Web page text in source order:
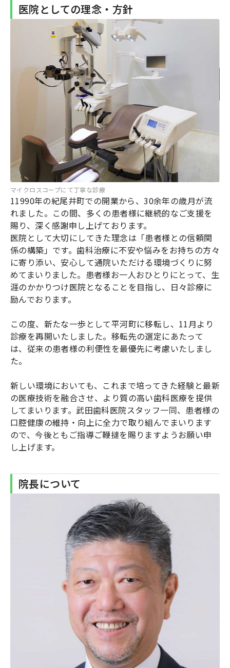
医院としての理念・方針
マイクロスコープにて丁寧な診療
11990年の紀尾井町での開業から、30余年の歳月が流
れました。この間、多くの患者様に継続的なご支援を
賜り、深く感謝申し上げております。
医院として大切にしてきた理念は「患者様との信頼関
係の構築」です。歯科治療に不安や悩みをお持ちの方々
に寄り添い、安心して通院いただける環境づくりに努
めてまいりました。患者様お一人おひとりにとって、生
涯のかかりつけ医院となることを目指し、日々診療に
励んでおります。
この度、新たな一歩として平河町に移転し、11月より
診療を再開いたしました。移転先の選定にあたって
は、従来の患者様の利便性を最優先に考慮いたしまし
た。
新しい環境においても、これまで培ってきた経験と最新
の医療技術を融合させ、より質の高い歯科医療を提供
してまいります。武田歯科医院スタッフ一同、患者様の
口腔健康の維持・向上に全力で取り組んでまいります
ので、今後ともご指導ご鞭撻を賜りますようお願い申
し上げます。
院長について